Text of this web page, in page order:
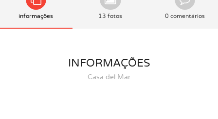
informações 13 fotos 0 comentários
INFORMAÇÕES
Casa del Mar